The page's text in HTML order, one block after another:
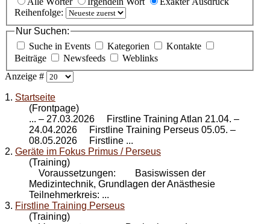
Reihenfolge:
Nur Suchen:
Suche in Events
Kategorien
Kontakte
Beiträge
Newsfeeds
Weblinks
Anzeige #
1. Startseite
(Frontpage)
... – 27.03.2026 Firstline Training Atlan 21.04. –
24.04.2026 Firstline Training Perseus 05.05. –
08.05.2026 Firstline ...
2. Geräte im Fokus Primus / Perseus
(Training)
Voraussetzungen: Basiswissen der
Medizintechnik, Grundlagen der Anästhesie
Teilnehmerkreis: ...
3. Firstline Training Perseus
(Training)